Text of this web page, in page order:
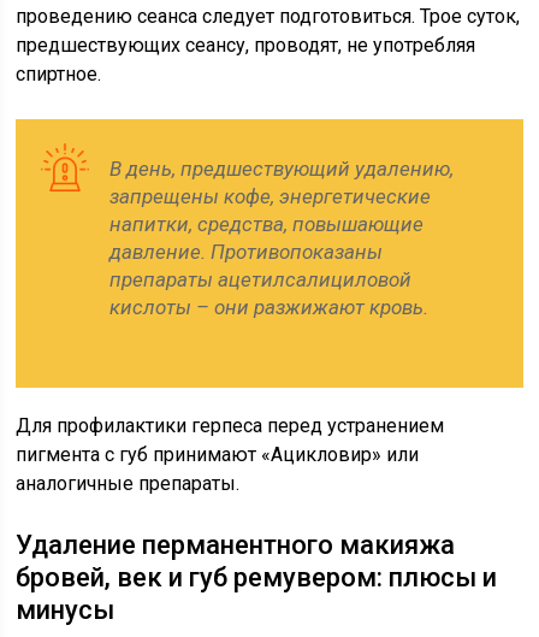
проведению сеанса следует подготовиться. Трое суток,
предшествующих сеансу, проводят, не употребляя
спиртное.
В день, предшествующий удалению,
запрещены кофе, энергетические
напитки, средства, повышающие
давление. Противопоказаны
препараты ацетилсалициловой
кислоты – они разжижают кровь.
Для профилактики герпеса перед устранением
пигмента с губ принимают «Ацикловир» или
аналогичные препараты.
Удаление перманентного макияжа
бровей, век и губ ремувером: плюсы и
минусы